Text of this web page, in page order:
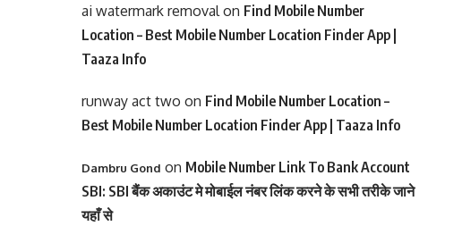
ai watermark removalon Find Mobile Number
Location – Best Mobile Number Location Finder App |
Taaza Info
runway act two on Find Mobile Number Location –
Best Mobile Number Location Finder App | Taaza Info
Dambru Gond on Mobile Number Link To Bank Account
SBI: SBI बैंक अकाउंट मे मोबाईल नंबर लिंक करने के सभी तरीके जाने
यहाँ से